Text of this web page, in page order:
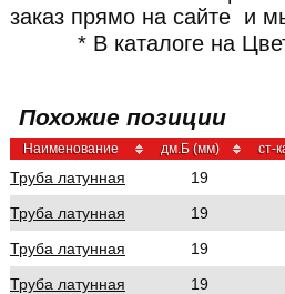
заказ прямо на сайте и
* В каталоге на
Похожие позиции
Наименование дм.Б (мм) ст-
Труба латунная 19
Труба латунная
19
Труба латунная
19
Труба латунная
19